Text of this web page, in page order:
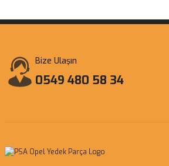
Bize Ulaşın
0549 480 58 34